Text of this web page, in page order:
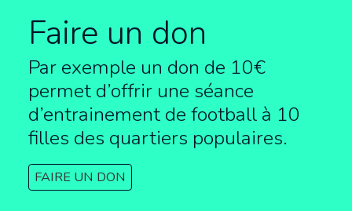
Faire un don
Par exemple un don de 10€
permet d’offrir une séance
d’entrainement de football à 10
filles des quartiers populaires.
FAIRE UN DON